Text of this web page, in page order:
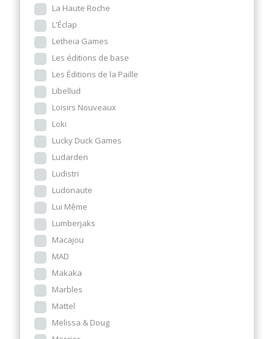
La Haute Roche
L'Éclap
Letheia Games
Les éditions de base
Les Éditions de la Paille
Libellud
Loisirs Nouveaux
Loki
Lucky Duck Games
Ludarden
Ludistri
Ludonaute
Lui Même
Lumberjaks
Macajou
MAD
Makaka
Marbles
Mattel
Melissa & Doug